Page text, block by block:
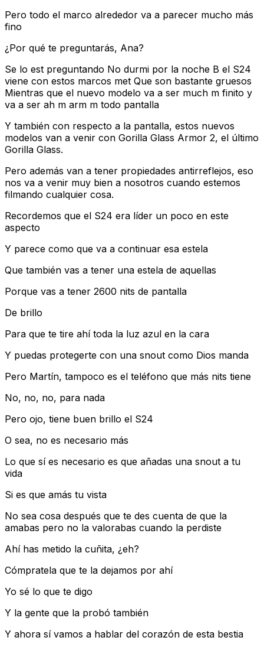
Pero todo el marco alrededor va a parecer mucho más
fino
¿Por qué te preguntarás, Ana?
Se lo est preguntando No durmi por la noche B el S24
viene con estos marcos met Que son bastante gruesos
Mientras que el nuevo modelo va a ser much m finito y
va a ser ah m arm m todo pantalla
Y también con respecto a la pantalla, estos nuevos
modelos van a venir con Gorilla Glass Armor 2, el último
Gorilla Glass.
Pero además van a tener propiedades antirreflejos, eso
nos va a venir muy bien a nosotros cuando estemos
filmando cualquier cosa.
Recordemos que el S24 era líder un poco en este
aspecto
Y parece como que va a continuar esa estela
Que también vas a tener una estela de aquellas
Porque vas a tener 2600 nits de pantalla
De brillo
Para que te tire ahí toda la luz azul en la cara
Y puedas protegerte con una snout como Dios manda
Pero Martín, tampoco es el teléfono que más nits tiene
No, no, no, para nada
Pero ojo, tiene buen brillo el S24
O sea, no es necesario más
Lo que sí es necesario es que añadas una snout a tu
vida
Si es que amás tu vista
No sea cosa después que te des cuenta de que la
amabas pero no la valorabas cuando la perdiste
Ahí has metido la cuñita, ¿eh?
Cómpratela que te la dejamos por ahí
Yo sé lo que te digo
Y la gente que la probó también
Y ahora sí vamos a hablar del corazón de esta bestia